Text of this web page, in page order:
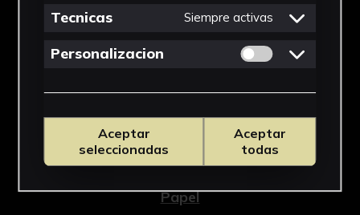
Técnica
Impresión
Materiales
Papel
Tecnicas Siempre activas
Personalizacion Permitir cookies
Aceptar
seleccionadas
Aceptar
todas